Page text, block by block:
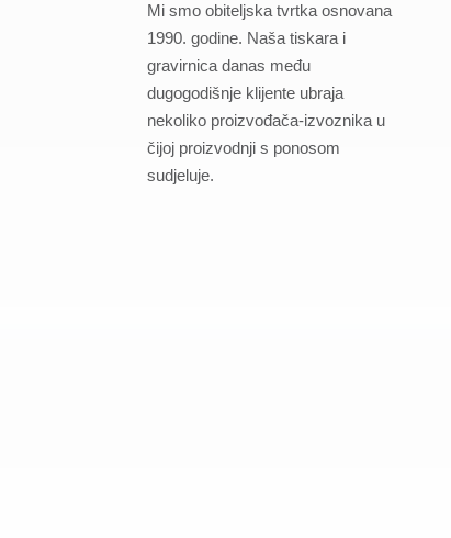
Mi smo obiteljska tvrtka osnovana
1990. godine. Naša tiskara i
gravirnica danas među
dugogodišnje klijente ubraja
nekoliko proizvođača-izvoznika u
čijoj proizvodnji s ponosom
sudjeluje.